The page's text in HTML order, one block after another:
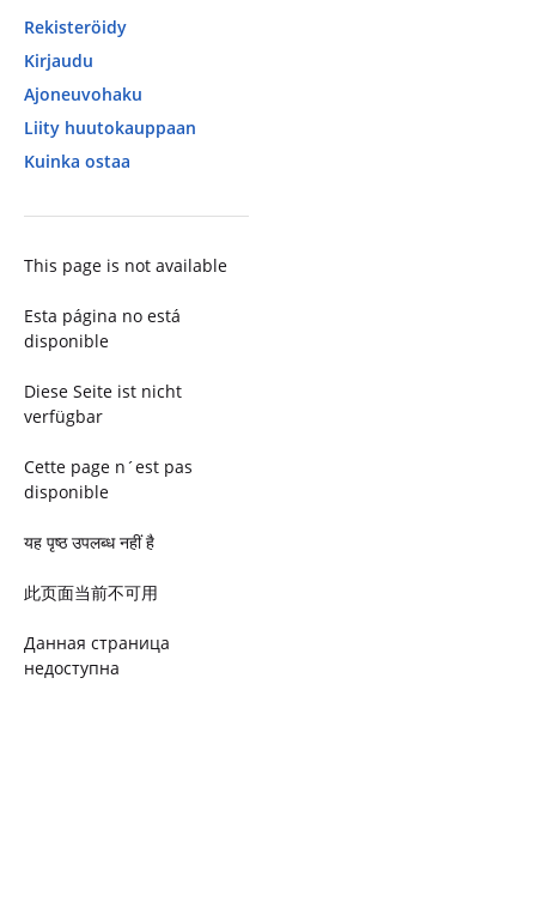
Rekisteröidy
Kirjaudu
Ajoneuvohaku
Liity huutokauppaan
Kuinka ostaa
This page is not available
Esta página no está
disponible
Diese Seite ist nicht
verfügbar
Cette page n´est pas
disponible
यह पृष्ठ उपलब्ध नहीं है
此页面当前不可用
Данная страница
недоступна